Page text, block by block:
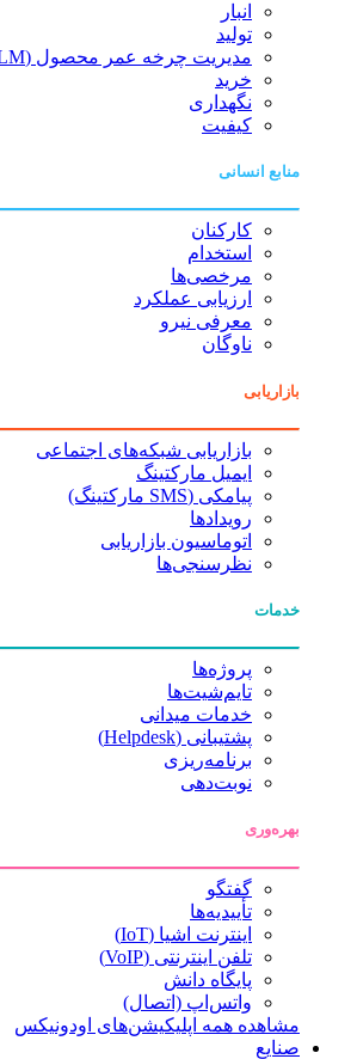
انبار
تولید
مدیریت چرخه عمر محصول (PLM)
خرید
نگهداری
کیفیت
منابع انسانی
کارکنان
استخدام
مرخصی‌ها
ارزیابی عملکرد
معرفی نیرو
ناوگان
بازاریابی
بازاریابی شبکه‌های اجتماعی
ایمیل مارکتینگ
پیامکی (SMS مارکتینگ)
رویدادها
اتوماسیون بازاریابی
نظرسنجی‌ها
خدمات
پروژه‌ها
تایم‌شیت‌ها
خدمات میدانی
پشتیبانی (Helpdesk)
برنامه‌ریزی
نوبت‌دهی
بهره‌وری
گفتگو
تأییدیه‌ها
اینترنت اشیا (IoT)
تلفن اینترنتی (VoIP)
پایگاه دانش
واتس‌اپ (اتصال)
مشاهده همه اپلیکیشن‌های اودونیکس
صنایع